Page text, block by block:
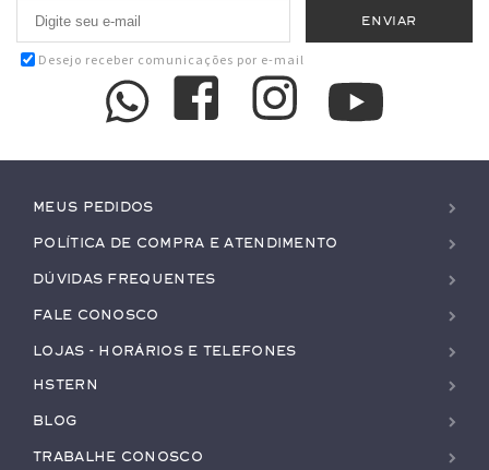
Desejo receber comunicações por e-mail
Meus pedidos
Política de Compra e Atendimento
Dúvidas Frequentes
Fale conosco
Lojas - Horários e Telefones
HStern
Blog
Trabalhe conosco